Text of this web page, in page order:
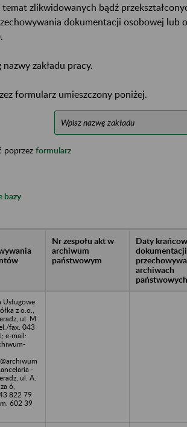
zlikwidowanych bądź
dokumentacji osobowej lub
zakładu pracy.
formularz umieszczony poniżej.
poprzez formularz
bazy
Nr zespołu akt w
archiwum
państwowym
Daty
dokumentacji
archiwach
państwowych
z o.o.,
ul. M.
fax: 043
e-mail:
-
ul. A.
6,
822 79
602 39